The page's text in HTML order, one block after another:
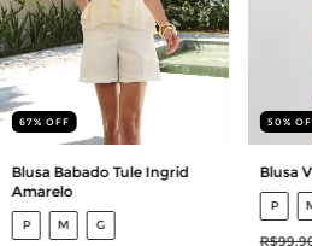
67% OFF
Blusa Babado Tule Ingrid
Amarelo
P M G
50 %
Blusa
P